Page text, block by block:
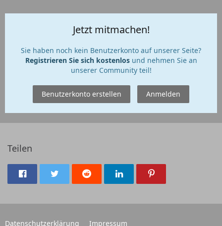
Jetzt mitmachen!
Sie haben noch kein Benutzerkonto auf unserer Seite?
Registrieren Sie sich kostenlosund nehmen Sie an
unserer Community teil!
Benutzerkonto erstellen Anmelden
Teilen
Datenschutzerklärung Impressum